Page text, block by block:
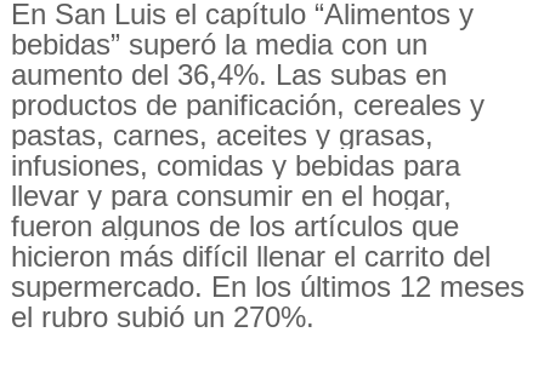
En San Luis el capítulo “Alimentos y
bebidas” superó la media con un
aumento del 36,4%. Las subas en
productos de panificación, cereales y
pastas, carnes, aceites y grasas,
infusiones, comidas y bebidas para
llevar y para consumir en el hogar,
fueron algunos de los artículos que
hicieron más difícil llenar el carrito del
supermercado. En los últimos 12 meses
el rubro subió un 270%.